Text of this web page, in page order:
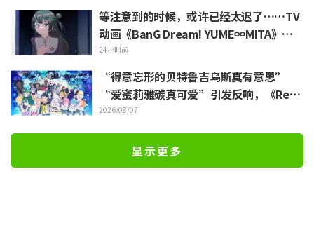
等注意到的时候，或许已经太迟了……TV
动画《BanG Dream! YUME∞MITA》第8
集剧照与梗概公开
24小时前
“得意忘形的贝特鲁吉乌斯真有意思”
“爱蜜莉雅碳真可爱”引发反响，《ReZe
ro》动画10周年纪念活动视觉图解禁
2026/08/07
显示更多